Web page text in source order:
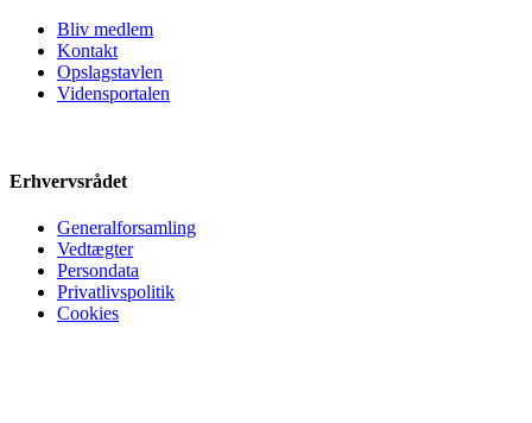
Bliv medlem
Kontakt
Opslagstavlen
Vidensportalen
Erhvervsrådet
Generalforsamling
Vedtægter
Persondata
Privatlivspolitik
Cookies